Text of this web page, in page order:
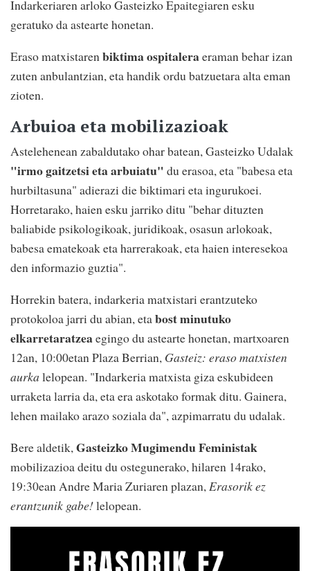
Indarkeriaren arloko Gasteizko Epaitegiaren esku
geratuko da astearte honetan.
Eraso matxistarenbiktima ospitaleraeraman behar izan
zuten anbulantzian, eta handik ordu batzuetara alta eman
zioten.
Arbuioa eta mobilizazioak
Astelehenean zabaldutako ohar batean, Gasteizko Udalak
"irmo gaitzetsi eta arbuiatu" du erasoa, eta "babesa eta
hurbiltasuna" adierazi die biktimari eta ingurukoei.
Horretarako, haien esku jarriko ditu "behar dituzten
baliabide psikologikoak, juridikoak, osasun arlokoak,
babesa ematekoak eta harrerakoak, eta haien interesekoa
den informazio guztia".
Horrekin batera, indarkeria matxistari erantzuteko
protokoloa jarri du abian, etabost minutuko
elkarretaratzeaegingo du astearte honetan, martxoaren
12an, 10:00etan Plaza Berrian, Gasteiz: eraso matxisten
aurka lelopean. "Indarkeria matxista giza eskubideen
urraketa larria da, eta era askotako formak ditu. Gainera,
lehen mailako arazo soziala da", azpimarratu du udalak.
Bere aldetik, Gasteizko Mugimendu Feministak
mobilizazioa deitu du ostegunerako, hilaren 14rako,
19:30ean Andre Maria Zuriaren plazan, Erasorik ez
erantzunik gabe!lelopean.